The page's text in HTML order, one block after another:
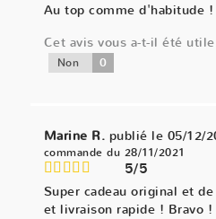
Au top comme d'habitude !
Cet avis vous a-t-il été
Non 0
Marine R. publié le 05/12/
commande du 28/11/2021
5/5
Super cadeau original et
et livraison rapide ! Bravo